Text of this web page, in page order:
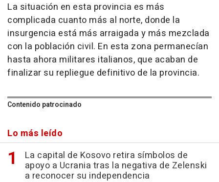
La situación en esta provincia es más
complicada cuanto más al norte, donde la
insurgencia está más arraigada y más mezclada
con la población civil. En esta zona permanecían
hasta ahora militares italianos, que acaban de
finalizar su repliegue definitivo de la provincia.
Contenido patrocinado
Lo más leído
La capital de Kosovo retira símbolos de
apoyo a Ucrania tras la negativa de Zelenski
a reconocer su independencia